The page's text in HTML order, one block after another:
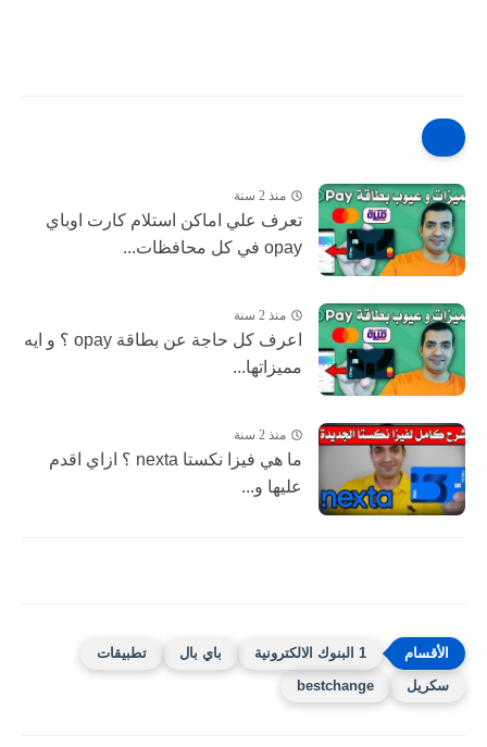
منذ 2 سنة
تعرف علي اماكن استلام كارت اوباي
opay في كل محافظات...
منذ 2 سنة
اعرف كل حاجة عن بطاقة opay ؟ و ايه
مميزاتها...
منذ 2 سنة
ما هي فيزا نكستا nexta ؟ ازاي اقدم
عليها و...
1 البنوك الالكترونية باي بال
تطبيقات
سكريل
bestchange